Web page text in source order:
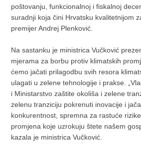
poštovanju, funkcionalnoj i fiskalnoj
suradnji koja čini Hrvatsku kvalitetnijom
premijer Andrej Plenković.
Na sastanku je ministrica Vučković
mjerama za borbu protiv klimatskih
ćemo jačati prilagodbu svih resora
ulagati u zelene tehnologije i prakse.
i Ministarstvo zaštite okoliša i zelene
zelenu tranziciju pokrenuti inovacije i
konkurentnost, spremna za rastuće
promjena koje uzrokuju štete našem
kazala je ministrica Vučković.